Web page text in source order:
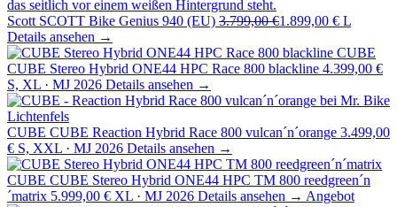
Scott SCOTT Bike Genius 940 (EU) 3.799,00 €1.899,00 € L
Details ansehen →
CUBE
CUBE Stereo Hybrid ONE44 HPC Race 800 blackline 4.399,00 €
S, XL · MJ 2026 Details ansehen →
CUBE CUBE Reaction Hybrid Race 800 vulcan´n´orange 3.499,00
€ S, XXL · MJ 2026 Details ansehen →
CUBE CUBE Stereo Hybrid ONE44 HPC TM 800 reedgreen´n
´matrix 5.999,00 € XL · MJ 2026 Details ansehen → Angebot